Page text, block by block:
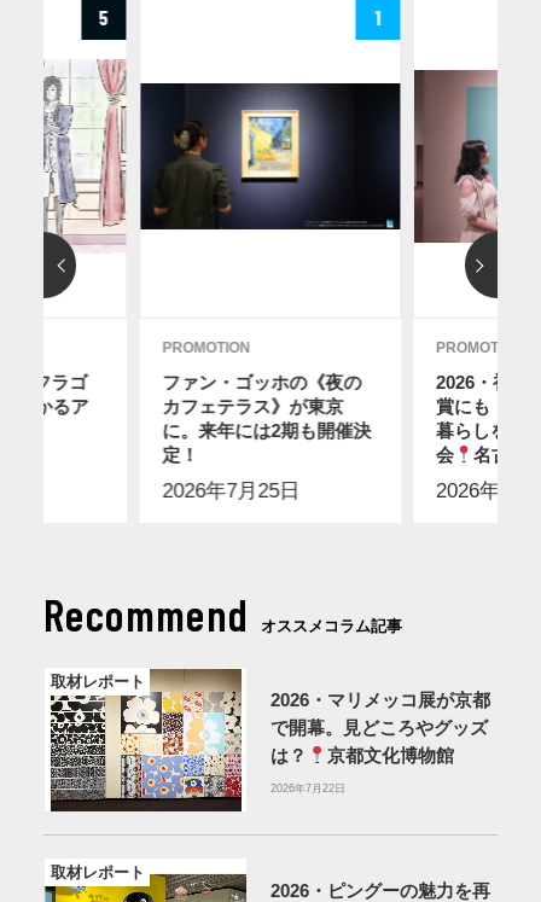
5
・フラゴ
わかるア
1
PROMOTION
ファン・ゴッホの《夜の
カフェテラス》が東京
に。来年には2期も開催決
定！
2026年7月25日
PROMOTION
2026・初め
賞にも！ス
暮らしを感
会
名古屋
2026年7月
Recommend オススメコラム記事
取材レポート
2026・マリメッコ展が京都
で開幕。見どころやグッズ
は？
京都文化博物館
2026年7月22日
取材レポート
2026・ピングーの魅力を再